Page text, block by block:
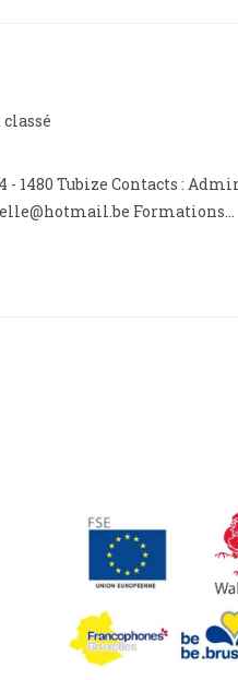
classé
- 1480 Tubize Contacts :
Formations…